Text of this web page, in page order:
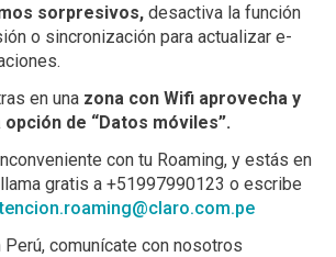
sorpresivos, desactiva la función
o sincronización para actualizar e-
en una zona con Wifi aprovecha y
de “Datos móviles”.
con tu Roaming, y estás en
gratis a +51997990123 o escribe
comunícate con nosotros